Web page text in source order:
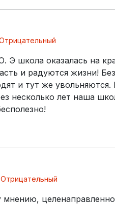
Э школа оказалась на
и радуются жизни!
и тут же
несколько лет наша
Отрицательный